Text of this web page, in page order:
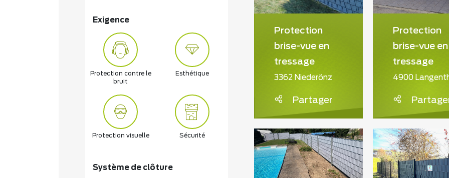
Exigence
Protection contre le
bruit
Esthétique
Protection visuelle Sécurité
Système de clôture
Protection
brise-vue en
tressage
3362 Niederönz
Partager
Protection
brise-vue en
tressage
4900